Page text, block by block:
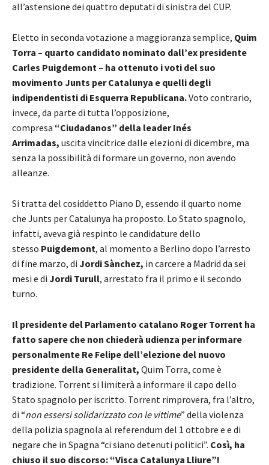
all’astensione dei quattro deputati di sinistra del CUP.
Eletto in seconda votazione a maggioranza semplice, Quim
Torra – quarto candidato nominato dall’ex presidente
Carles Puigdemont – ha ottenuto i voti del suo
movimento Junts per Catalunya e quelli degli
indipendentisti di Esquerra Republicana.Voto contrario,
invece, da parte di tutta l’opposizione,
compresa “Ciudadanos” della leader Inés
Arrimadas, uscita vincitrice dalle elezioni di dicembre, ma
senza la possibilità di formare un governo, non avendo
alleanze.
Si tratta del cosiddetto Piano D, essendo il quarto nome
che Junts per Catalunya ha proposto. Lo Stato spagnolo,
infatti, aveva già respinto le candidature dello
stesso Puigdemont, al momento a Berlino dopo l’arresto
di fine marzo, di Jordi Sànchez, in carcere a Madrid da sei
mesi e di Jordi Turull, arrestato fra il primo e il secondo
turno.
Il presidente del Parlamento catalano Roger Torrent ha
fatto sapere che non chiederà udienza per informare
personalmente Re Felipe dell’elezione del nuovo
presidente della Generalitat, Quim Torra, come è
tradizione. Torrent si limiterà a informare il capo dello
Stato spagnolo per iscritto. Torrent rimprovera, fra l’altro,
di “non essersi solidarizzato con le vittime” della violenza
della polizia spagnola al referendum del 1 ottobre e e di
negare che in Spagna “ci siano detenuti politici”. Così, ha
chiuso il suo discorso: “Visca Catalunya Lliure”!